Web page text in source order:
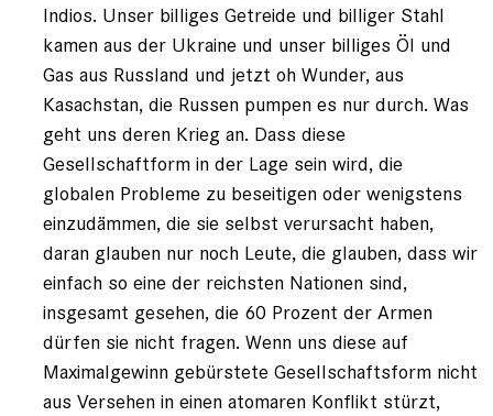
Indios. Unser billiges Getreide und billiger Stahl
kamen aus der Ukraine und unser billiges Öl und
Gas aus Russland und jetzt oh Wunder, aus
Kasachstan, die Russen pumpen es nur durch. Was
geht uns deren Krieg an. Dass diese
Gesellschaftform in der Lage sein wird, die
globalen Probleme zu beseitigen oder wenigstens
einzudämmen, die sie selbst verursacht haben,
daran glauben nur noch Leute, die glauben, dass wir
einfach so eine der reichsten Nationen sind,
insgesamt gesehen, die 60 Prozent der Armen
dürfen sie nicht fragen. Wenn uns diese auf
Maximalgewinn gebürstete Gesellschaftsform nicht
aus Versehen in einen atomaren Konflikt stürzt,